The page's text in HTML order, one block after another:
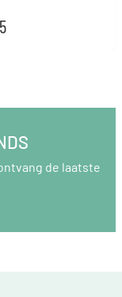
de laatste